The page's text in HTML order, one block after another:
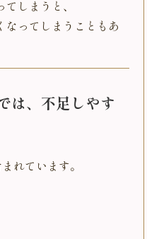
しまうと、
なってしまうこともあ
は、不足しやす
れています。